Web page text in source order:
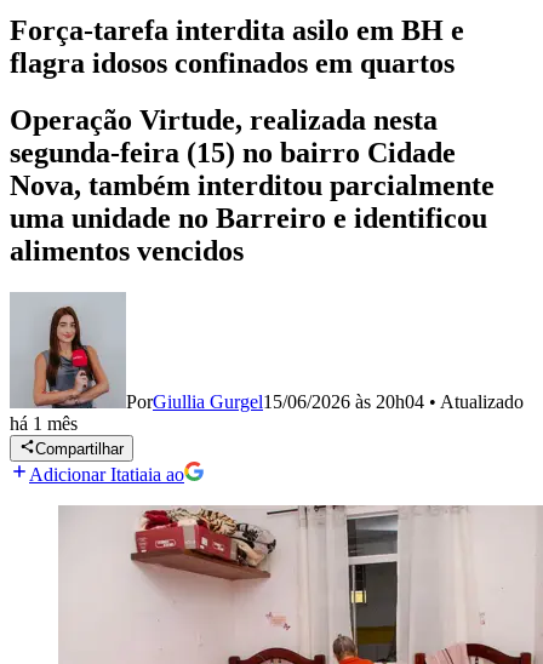
Força-tarefa interdita asilo em BH e
flagra idosos confinados em quartos
Operação Virtude, realizada nesta
segunda-feira (15) no bairro Cidade
Nova, também interditou parcialmente
uma unidade no Barreiro e identificou
alimentos vencidos
PorGiullia Gurgel15/06/2026 às 20h04 • Atualizado
há 1 mês
Compartilhar
Adicionar Itatiaia ao